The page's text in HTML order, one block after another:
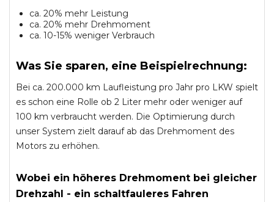
ca. 20% mehr Leistung
ca. 20% mehr Drehmoment
ca. 10-15% weniger Verbrauch
Was Sie sparen, eine Beispielrechnung:
Bei ca. 200.000 km Laufleistung pro Jahr pro LKW spielt
es schon eine Rolle ob 2 Liter mehr oder weniger auf
100 km verbraucht werden. Die Optimierung durch
unser System zielt darauf ab das Drehmoment des
Motors zu erhöhen.
Wobei ein höheres Drehmoment bei gleicher
Drehzahl - ein schaltfauleres Fahren